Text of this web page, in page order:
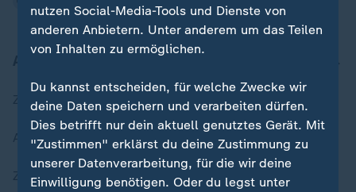
Zuletzt veröffentlicht
Aktuelle Sendungs-Videos
ZDFheute Stories
nutzen Social-Media-Tools und Dienste von
anderen Anbietern. Unter anderem um das Teilen
von Inhalten zu ermöglichen.
Du kannst entscheiden, für welche Zwecke wir
deine Daten speichern und verarbeiten dürfen.
Dies betrifft nur dein aktuell genutztes Gerät. Mit
"Zustimmen" erklärst du deine Zustimmung zu
unserer Datenverarbeitung, für die wir deine
Einwilligung benötigen. Oder du legst unter